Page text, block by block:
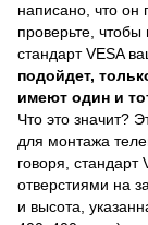
написано, что он
проверьте,
стандарт VESA
подойдет,
имеют один и
Что это значит?
для монтажа
говоря,
отверстиями на
и высота,